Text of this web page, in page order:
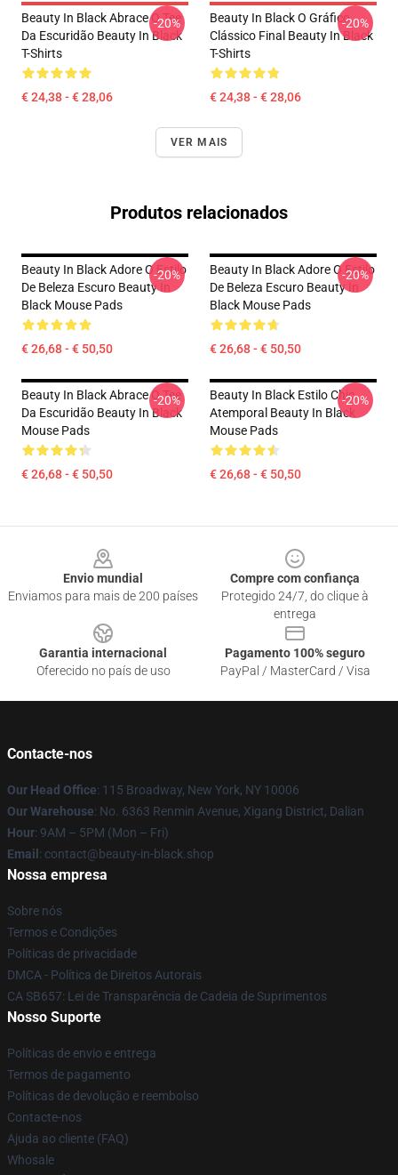
Beauty In Black Abrace O Tee
Da Escuridão Beauty In Black
T-Shirts
€ 24,38 - € 28,06
-20%
Beauty In Black O Gráfico
Clássico Final Beauty In Black
T-Shirts
€ 24,38 - € 28,06
-20%
VER MAIS
Produtos relacionados
Beauty In Black Adore O Estilo
De Beleza Escuro Beauty In
Black Mouse Pads
€ 26,68 - € 50,50
-20%
Beauty In Black Adore O Estilo
De Beleza Escuro Beauty In
Black Mouse Pads
€ 26,68 - € 50,50
-20%
Beauty In Black Abrace O Tee
Da Escuridão Beauty In Black
Mouse Pads
€ 26,68 - € 50,50
-20%
Beauty In Black Estilo Chic
Atemporal Beauty In Black
Mouse Pads
€ 26,68 - € 50,50
-20%
Envio mundial
Enviamos para mais de 200 países
Compre com confiança
Protegido 24/7, do clique à
entrega
Garantia internacional
Oferecido no país de uso
Pagamento 100% seguro
PayPal / MasterCard / Visa
Contacte-nos
Our Head Office: 115 Broadway, New York, NY 10006
Our Warehouse: No. 6363 Renmin Avenue, Xigang District, Dalian
Hour: 9AM – 5PM (Mon – Fri)
Email : contact@beauty-in-black.shop
Nossa empresa
Sobre nós
Termos e Condições
Políticas de privacidade
DMCA - Política de Direitos Autorais
CA SB657: Lei de Transparência de Cadeia de Suprimentos
Nosso Suporte
Políticas de envio e entrega
Termos de pagamento
Políticas de devolução e reembolso
Contacte-nos
Ajuda ao cliente (FAQ)
Whosale